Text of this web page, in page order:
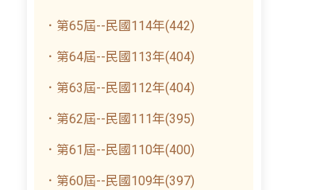
．第65屆--民國114年(442)
．第64屆--民國113年(404)
．第63屆--民國112年(404)
．第62屆--民國111年(395)
．第61屆--民國110年(400)
．第60屆--民國109年(397)